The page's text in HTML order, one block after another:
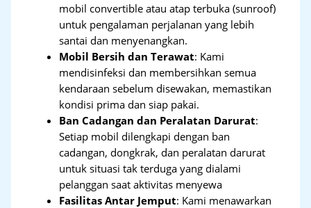
mobil convertible atau atap terbuka (sunroof)
untuk pengalaman perjalanan yang lebih
santai dan menyenangkan.
Mobil Bersih dan Terawat: Kami
mendisinfeksi dan membersihkan semua
kendaraan sebelum disewakan, memastikan
kondisi prima dan siap pakai.
Ban Cadangan dan Peralatan Darurat:
Setiap mobil dilengkapi dengan ban
cadangan, dongkrak, dan peralatan darurat
untuk situasi tak terduga yang dialami
pelanggan saat aktivitas menyewa
Fasilitas Antar Jemput: Kami menawarkan